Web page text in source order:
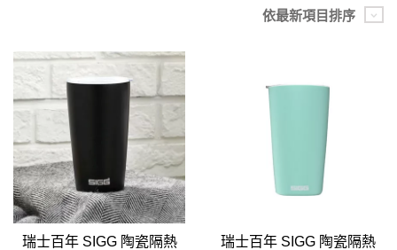
依最新項目排序
瑞士百年 SIGG 陶瓷隔熱
瑞士百年 SIGG 陶瓷隔熱